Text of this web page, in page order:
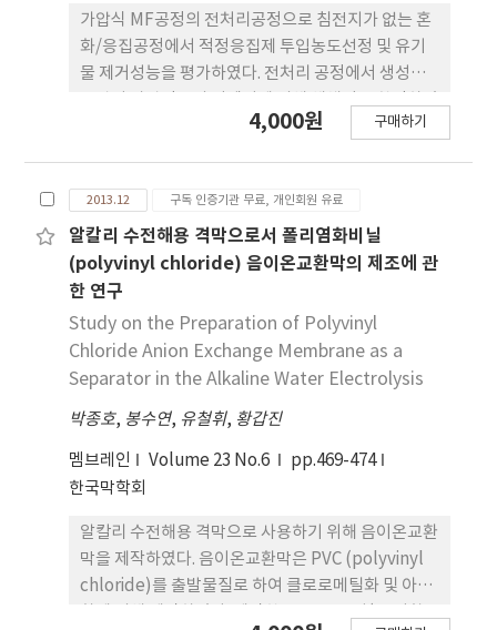
O2/N2 선택도 또한 DAE로 6분 가교 시 최대 증가치
를 가지며 20.5%까지 증가하였다. 이를 통해서DAE
가 DAH보다 선택도 증가에 적합한 가교제임을 예상
할 수 있으며 이와 달리 CO2/N2 선택도는 DAE로 3
분 가교 시 감소해 CO2/N2 분리에는 적합하지 않은
가압식 MF공정의 전처리공정으로 침전지가 없는 혼
화/응집공정에서 적정응집제 투입농도선정 및 유기
물 제거성능을 평가하였다. 전처리 공정에서 생성된
으며 원수탁도가 10 NTU 이하로 유입이 될 때, 혼화/
DOC 제거율은 평균 43%이었으며, 응집제투입량을
계속적으로 증가시켜 8 mg/L (as PACl 17%)로 투
입을 하였을 때, DOC 제거율은 평균 48%를 나타내
어 제거율은 크게 개선되지 않았다. 전처리가 없는
PVDF 가압식 MF공정의 TMP는 0.54bar에서 운영
이 되었으며, 혼화/응집 전처리 공정을 적용하여 운영
시 TMP는 0.41 bar로 안정적인 운영이 가능하였다.
4,000원 구매하기
2013.12 구독 인증기관 무료, 개인회원 유료
알칼리 수전해용 격막으로서 폴리염화비닐
(polyvinyl chloride) 음이온교환막의 제조에 관
한 연구
Study on the Preparation of Polyvinyl
Chloride Anion Exchange Membrane as a
Separator in the Alkaline Water Electrolysis
박종호, 봉수연, 유철휘, 황갑진
멤브레인 Volume 23 No.6
pp.469-474
한국막학회
알칼리 수전해용 격막으로 사용하기 위해 음이온교환
막을 제작하였다. 음이온교환막은 PVC (polyvinyl
chloride)를 출발물질로 하여 클로로메틸화 및 아민